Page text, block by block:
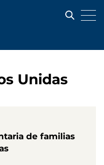
Unidas
de familias